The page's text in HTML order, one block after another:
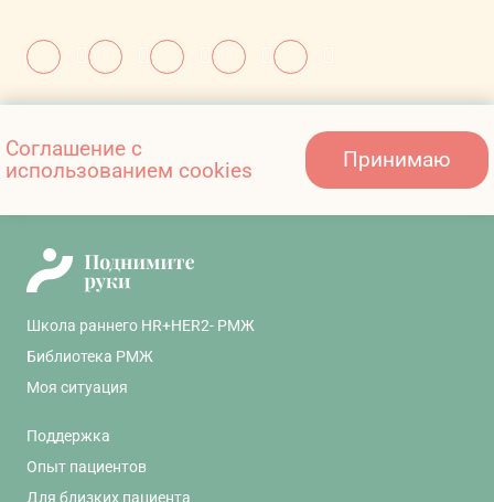
Также вам может быть
интересно:
Школа раннего HR+HER2- РМЖ
Библиотека РМЖ
Моя ситуация
Поддержка
Опыт пациентов
Для близких пациента
Соглашение с
использованием cookies
Принимаю